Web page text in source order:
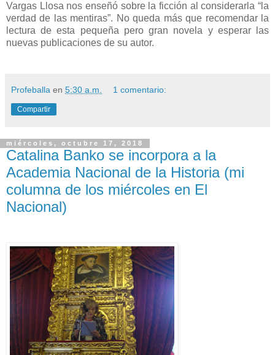
Vargas Llosa nos enseñó sobre la ficción al considerarla “la
verdad de las mentiras”. No queda más que recomendar la
lectura de esta pequeña pero gran novela y esperar las
nuevas publicaciones de su autor.
Profeballa en 5:30 a.m. 1 comentario:
Compartir
miércoles, octubre 17, 2018
Catalina Banko se incorpora a la
Academia Nacional de la Historia (mi
columna de los miércoles en El
Nacional)